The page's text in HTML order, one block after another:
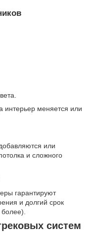
интерьер меняется или
или
и сложного
гарантируют
и долгий срок
систем